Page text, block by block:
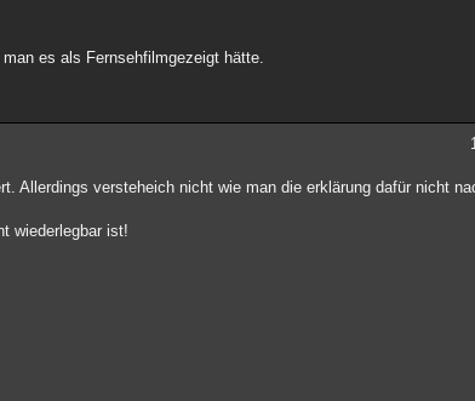
es als Fernsehfilmgezeigt hätte.
Allerdings versteheich nicht wie man die erklärung dafür nicht
wiederlegbar ist!